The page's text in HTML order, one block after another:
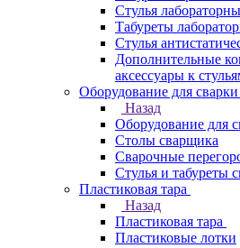
Стулья
Табуреты
Стулья
Дополнительные
аксессуары к
Оборудование для сварки
Назад
Оборудование для
Столы сварщика
Сварочные
Стулья и табуреты
Пластиковая тара
Назад
Пластиковая тара
Пластиковые лотки